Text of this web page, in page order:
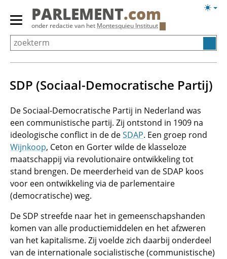
Overslaan
Primair
menu
tonen/verbergen
PARLEMENT.com
onder redactie van het Montesquieu Instituut
SDP (Sociaal-Democratische Partij)
De Sociaal-Democratische Partij in Nederland was
een communistische partij. Zij ontstond in 1909 na
ideologische conflict in de deSDAP. Een groep rond
Wijnkoop, Ceton en Gorter wilde de klasseloze
maatschappij via revolutionaire ontwikkeling tot
stand brengen. De meerderheid van de SDAP koos
voor een ontwikkeling via de parlementaire
(democratische) weg.
De SDP streefde naar het in gemeenschapshanden
komen van alle productiemiddelen en het afzweren
van het kapitalisme. Zij voelde zich daarbij onderdeel
van de internationale socialistische (communistische)